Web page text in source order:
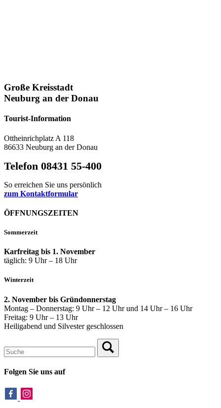
Große Kreisstadt
Neuburg an der Donau
Tourist-Information
Ottheinrichplatz A 118
86633 Neuburg an der Donau
Telefon 08431 55-400
So erreichen Sie uns persönlich
zum Kontaktformular
ÖFFNUNGSZEITEN
Sommerzeit
Karfreitag bis 1. November
täglich: 9 Uhr – 18 Uhr
Winterzeit
2. November bis Gründonnerstag
Montag – Donnerstag: 9 Uhr – 12 Uhr und 14 Uhr – 16 Uhr
Freitag: 9 Uhr – 13 Uhr
Heiligabend und Silvester geschlossen
Folgen Sie uns auf